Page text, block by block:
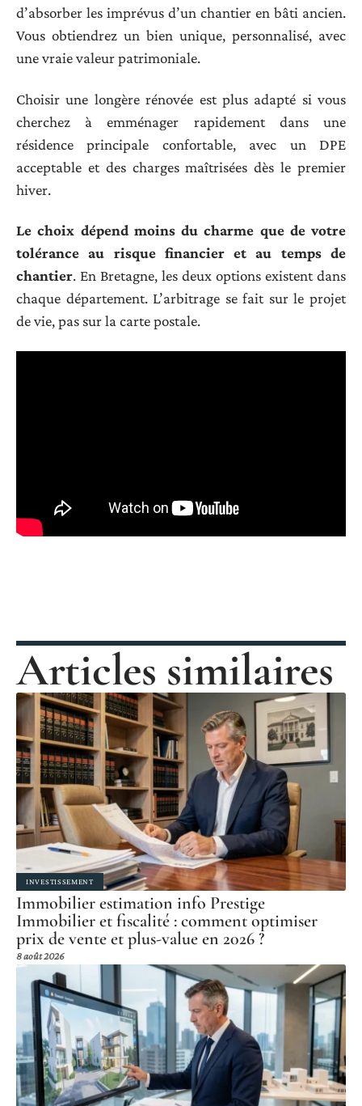
d’absorber les imprévus d’un chantier en bâti ancien.
Vous obtiendrez un bien unique, personnalisé, avec
une vraie valeur patrimoniale.
Choisir une longère rénovée est plus adapté si vous
cherchez à emménager rapidement dans une
résidence principale confortable, avec un DPE
acceptable et des charges maîtrisées dès le premier
hiver.
Le choix dépend moins du charme que de votre
tolérance au risque financier et au temps de
chantier. En Bretagne, les deux options existent dans
chaque département. L’arbitrage se fait sur le projet
de vie, pas sur la carte postale.
Articles similaires
INVESTISSEMENT
Immobilier estimation info Prestige
Immobilier et fiscalité : comment optimiser
prix de vente et plus-value en 2026 ?
8 août 2026